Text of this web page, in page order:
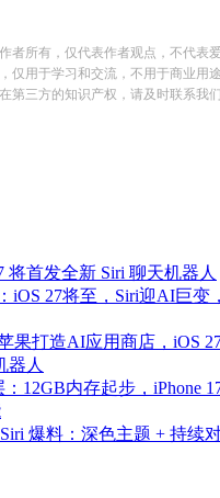
者所有，仅代表作者观点，不代表
仅用于学习和交流，不用于商业用
第三方的知识产权，请及时联系我们
将首发全新 Siri 聊天机器人
iOS 27将至，Siri迎AI巨变
果打造AI应用商店，iOS
器人
12GB内存起步，iPhone
爆料：深色主题 + 持续